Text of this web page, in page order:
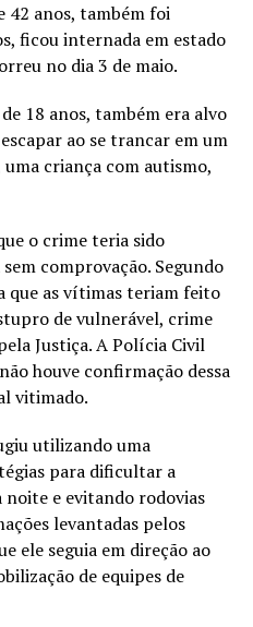
42 anos, também foi
ficou internada em estado
no dia 3 de maio.
18 anos, também era alvo
ao se trancar em um
criança com autismo,
o crime teria sido
comprovação. Segundo
que as vítimas teriam feito
de vulnerável, crime
Justiça. A Polícia Civil
houve confirmação dessa
vitimado.
utilizando uma
para dificultar a
e evitando rodovias
levantadas pelos
ele seguia em direção ao
de equipes de